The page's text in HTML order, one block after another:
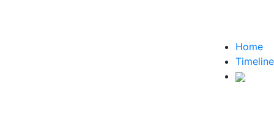
Home
Timeline